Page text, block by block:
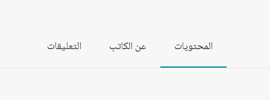
المحتويات عن الكاتب التعليقات